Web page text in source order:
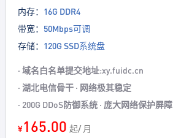
内存： 16G DDR4
带宽： 50Mbps可调
存储： 120G SSD系统盘
· 域名白名单提交地址:xy.fuidc.cn
· 湖北电信骨干 · 网络极其稳定
· 200G DDoS防御系统 · 庞大网络保护屏障
¥165.00 起/ 月